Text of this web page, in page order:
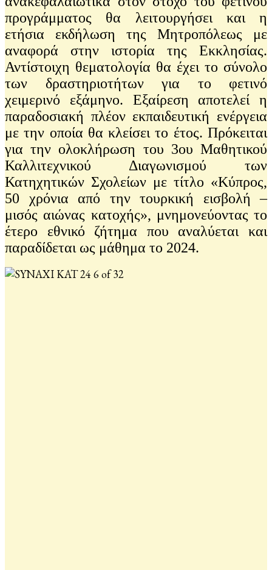
προγράμματος θα λειτουργήσει και η
ετήσια εκδήλωση της Μητροπόλεως με
αναφορά στην ιστορία της Εκκλησίας.
Αντίστοιχη θεματολογία θα έχει το σύνολο
των δραστηριοτήτων για το φετινό
χειμερινό εξάμηνο. Εξαίρεση αποτελεί η
παραδοσιακή πλέον εκπαιδευτική ενέργεια
με την οποία θα κλείσει το έτος. Πρόκειται
για την ολοκλήρωση του 3ου Μαθητικού
Καλλιτεχνικού Διαγωνισμού των
Κατηχητικών Σχολείων με τίτλο «Κύπρος,
50 χρόνια από την τουρκική εισβολή –
μισός αιώνας κατοχής», μνημονεύοντας το
έτερο εθνικό ζήτημα που αναλύεται και
παραδίδεται ως μάθημα το 2024.